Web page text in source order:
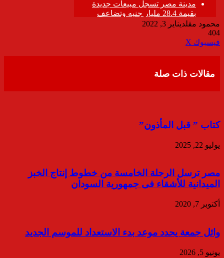
محمود مقلديناير 3, 2022
404
فيسبوك ‫X
مقالات ذات صلة
كتاب ” قبل المأذون”
يوليو 22, 2025
مصر ترسل الرحلة الخامسة من خطوط إنتاج الخبز
الميدانية للأشقاء فى جمهورية السودان
أكتوبر 7, 2020
وائل جمعة يحدد موعد بدء الاستعداد للموسم الجديد
يونيو 5, 2026